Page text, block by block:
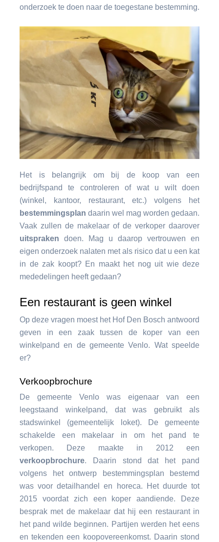
onderzoek te doen naar de toegestane bestemming.
Het is belangrijk om bij de koop van een
bedrijfspand te controleren of wat u wilt doen
(winkel, kantoor, restaurant, etc.) volgens het
bestemmingsplan daarin wel mag worden gedaan.
Vaak zullen de makelaar of de verkoper daarover
uitspraken doen. Mag u daarop vertrouwen en
eigen onderzoek nalaten met als risico dat u een kat
in de zak koopt? En maakt het nog uit wie deze
mededelingen heeft gedaan?
Een restaurant is geen winkel
Op deze vragen moest het Hof Den Bosch antwoord
geven in een zaak tussen de koper van een
winkelpand en de gemeente Venlo. Wat speelde
er?
Verkoopbrochure
De gemeente Venlo was eigenaar van een
leegstaand winkelpand, dat was gebruikt als
stadswinkel (gemeentelijk loket). De gemeente
schakelde een makelaar in om het pand te
verkopen. Deze maakte in 2012 een
verkoopbrochure. Daarin stond dat het pand
volgens het ontwerp bestemmingsplan bestemd
was voor detailhandel en horeca. Het duurde tot
2015 voordat zich een koper aandiende. Deze
besprak met de makelaar dat hij een restaurant in
het pand wilde beginnen. Partijen werden het eens
en tekenden een koopovereenkomst. Daarin stond